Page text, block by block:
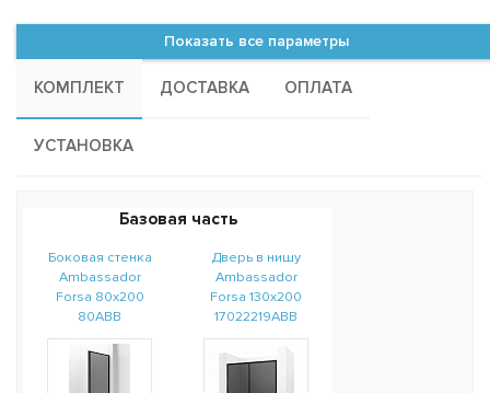
Показать все параметры
КОМПЛЕКТ ДОСТАВКА ОПЛАТА
УСТАНОВКА
Базовая часть
Боковая стенка
Ambassador
Forsa 80x200
80ABB
Дверь в нишу
Ambassador
Forsa 130x200
17022219ABB